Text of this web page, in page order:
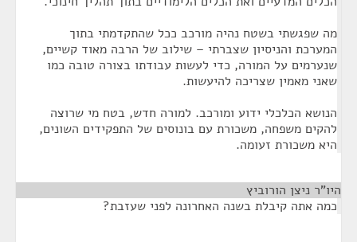
מה שפגשתי בשטח נהיה מורכב ככל שהתקדמתי בתוך
המערכת והניסיון שצברתי – שילוב של הרבה מאוד קשיים,
שנערמים על המורה, כדי לעשות עבודתו בצורה טובה כמו
שאני מאמין שצריכה להיעשות.
הנושא הכלכלי ידוע ומורכב. למורה חדש, בטח מי שרוצה
להקים משפחה, משכורת עם בונוסים של התפקידים השונים,
היא משכורת זעומה.
היו"ר ניצן הורוביץ
כמה אתה קיבלת בשנה האחרונה לפני שעזבת?